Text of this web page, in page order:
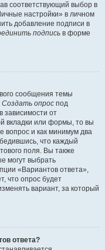
соответствующий выбор в
настройки» в личном
добавление подписи в
подпись в форме
сообщения темы
Создать опрос под
зависимости от
вкладки или формы, то вы
вопрос и как минимум два
что каждый
поля. Вы также
могут выбрать
«Вариантов ответа»,
что опрос будет
вариант, за который
ответа?